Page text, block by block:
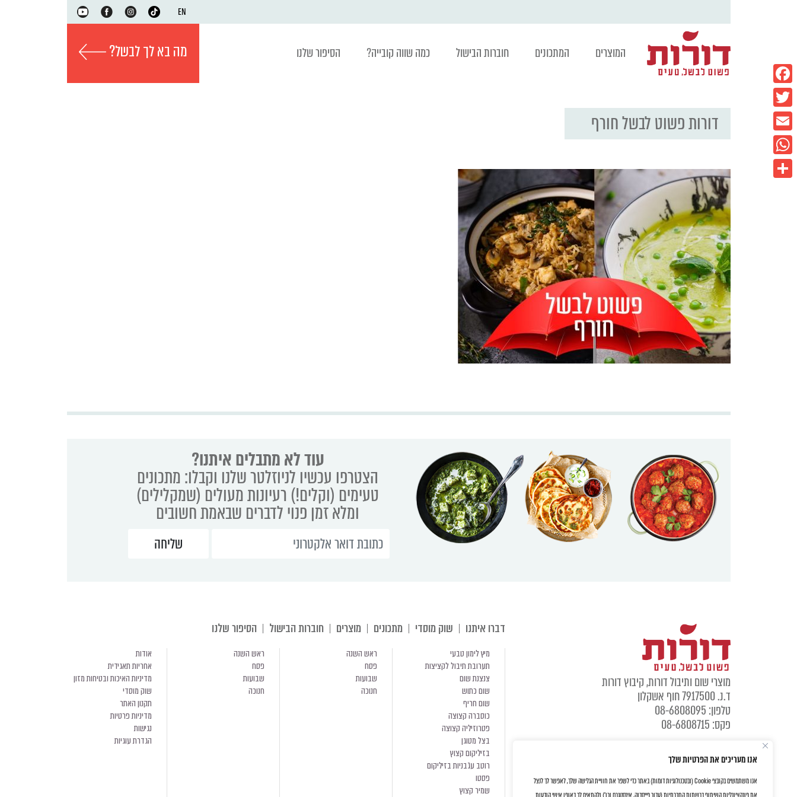
אנו מעריכים את הפרטיות שלך
אנו משתמשים בקובצי Cookie (ובטכנולוגיות דומות) באתר כדי לשפר את חוויית הגלישה שלך, לאפשר לך לנצל
EN
המוצרים המתכונים חוברות הבישול כמה שווה קובייה? הסיפור שלנו מה בא לך לבשל?
דורות פשוט לבשל חורף
עוד לא מתבלים איתנו?
הצטרפו עכשיו לניוזלטר שלנו וקבלו: מתכונים
טעימים (וקלים!) רעיונות מעולים (שמקלילים)
ומלא זמן פנוי לדברים שבאמת חשובים
מוצרי שום ותיבול דורות, קיבוץ דורות
ד.נ. 7917500 חוף אשקלון
טלפון: 08-6808095
פקס: 08-6808715
דברו איתנו שוק מוסדי מתכונים מוצרים חוברות הבישול הסיפור שלנו
מיץ לימון טבעי
תערובת תיבול לקציצות
צנצנת שום
שום כתוש
שום חריף
כוסברה קצוצה
פטרוזיליה קצוצה
בצל מטוגן
בזיליקום קצוץ
רוטב עגבניות בזיליקום
פסטו
שמיר קצוץ
ראש השנה
פסח
שבועות
חנוכה
ראש השנה
פסח
שבועות
חנוכה
אודות
אחריות תאגידית
מדיניות האיכות ובטיחות מזון
שוק מוסדי
תקנון האתר
מדיניות פרטיות
נגישות
הגדרת עוגיות
Facebook
Twitter
Email
WhatsApp